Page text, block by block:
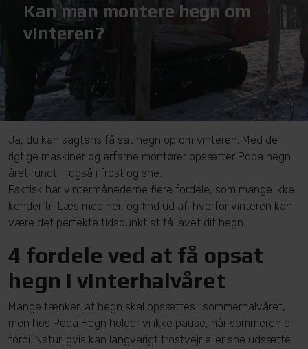
Kan man montere hegn om
vinteren?
Ja, du kan sagtens få sat hegn op om vinteren. Med de
rigtige maskiner og erfarne montører opsætter Poda hegn
året rundt – også i frost og sne.
Faktisk har vintermånederne flere fordele, som mange ikke
kender til. Læs med her, og find ud af, hvorfor vinteren kan
være det perfekte tidspunkt at få lavet dit hegn.
4 fordele ved at få opsat
hegn i vinterhalvåret
Mange tænker, at hegn skal opsættes i sommerhalvåret,
men hos Poda Hegn holder vi ikke pause, når sommeren er
forbi. Naturligvis kan langvarigt frostvejr eller sne udsætte